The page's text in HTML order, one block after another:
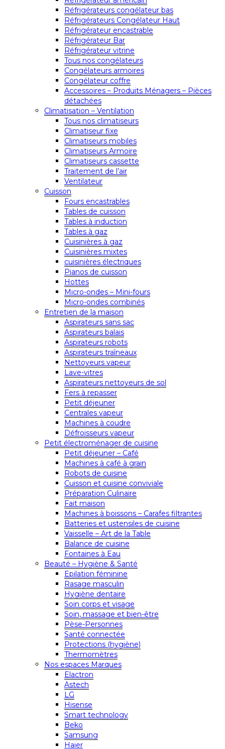
Réfrigérateurs congélateur bas
Réfrigérateurs Congélateur Haut
Réfrigérateur encastrable
Réfrigérateur Bar
Réfrigérateur vitrine
Tous nos congélateurs
Congélateurs armoires
Congélateur coffre
Accessoires – Produits Ménagers – Pièces
détachées
Climatisation – Ventilation
Tous nos climatiseurs
Climatiseur fixe
Climatiseurs mobiles
Climatiseurs Armoire
Climatiseurs cassette
Traitement de l’air
Ventilateur
Cuisson
Fours encastrables
Tables de cuisson
Tables à induction
Tables à gaz
Cuisinières à gaz
Cuisinières mixtes
cuisinières électriques
Pianos de cuisson
Hottes
Micro-ondes – Mini-fours
Micro-ondes combinés
Entretien de la maison
Aspirateurs sans sac
Aspirateurs balais
Aspirateurs robots
Aspirateurs traîneaux
Nettoyeurs vapeur
Lave-vitres
Aspirateurs nettoyeurs de sol
Fers à repasser
Petit déjeuner
Centrales vapeur
Machines à coudre
Défroisseurs vapeur
Petit électroménager de cuisine
Petit déjeuner – Café
Machines à café à grain
Robots de cuisine
Cuisson et cuisine conviviale
Préparation Culinaire
Fait maison
Machines à boissons – Carafes filtrantes
Batteries et ustensiles de cuisine
Vaisselle – Art de la Table
Balance de cuisine
Fontaines à Eau
Beauté – Hygiène & Santé
Epilation féminine
Rasage masculin
Hygiène dentaire
Soin corps et visage
Soin, massage et bien-être
Pèse-Personnes
Santé connectée
Protections (hygiène)
Thermomètres
Nos espaces Marques
Elactron
Astech
LG
Hisense
Smart technology
Beko
Samsung
Haier